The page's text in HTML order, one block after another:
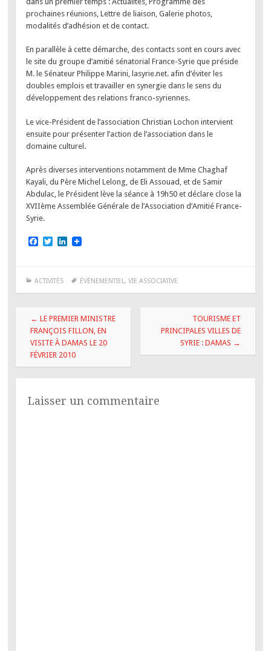
prochaines réunions, Lettre de liaison, Galerie photos,
modalités d’adhésion et de contact.
En parallèle à cette démarche, des contacts sont en cours avec
le site du groupe d’amitié sénatorial France-Syrie que préside
M. le Sénateur Philippe Marini, lasyrie.net. afin d’éviter les
doubles emplois et travailler en synergie dans le sens du
développement des relations franco-syriennes.
Le vice-Président de l’association Christian Lochon intervient
ensuite pour présenter l’action de l’association dans le
domaine culturel.
Après diverses interventions notamment de Mme Chaghaf
Kayali, du Père Michel Lelong, de Eli Assouad, et de Samir
Abdulac, le Président lève la séance à 19h50 et déclare close la
XVIIème Assemblée Générale de l’Association d’Amitié France-
Syrie.
F
b
T
t
L
e
ACTIVITÉS ÉVÉNEMENTIEL , VIE ASSOCIATIVE
Navigation
des
articles
← LE PREMIER MINISTRE
FRANÇOIS FILLON, EN
VISITE À DAMAS LE 20
FÉVRIER 2010
TOURISME ET
PRINCIPALES VILLES DE
SYRIE : DAMAS →
Laisser un commentaire